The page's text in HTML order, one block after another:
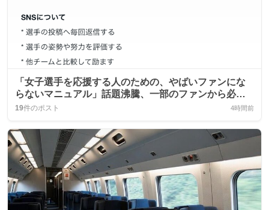
「女子選手を応援する人のための、やばいファンにな
らないマニュアル」話題沸騰、一部のファンから必読
との声が広がる
19件のポスト 4時間前